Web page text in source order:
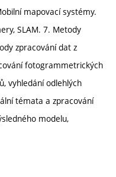
mapovací systémy.
SLAM. 7. Metody
zpracování dat z
fotogrammetrických
vyhledání odlehlých
témata a zpracování
modelu,